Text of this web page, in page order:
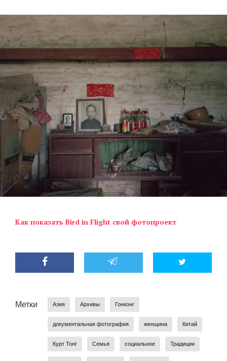
Как показать Bird in Flight свой фотопроект
Метки Азия Архивы Гонконг
документальная фотография женщина Китай
Курт Тонг Семья социальное Традиции